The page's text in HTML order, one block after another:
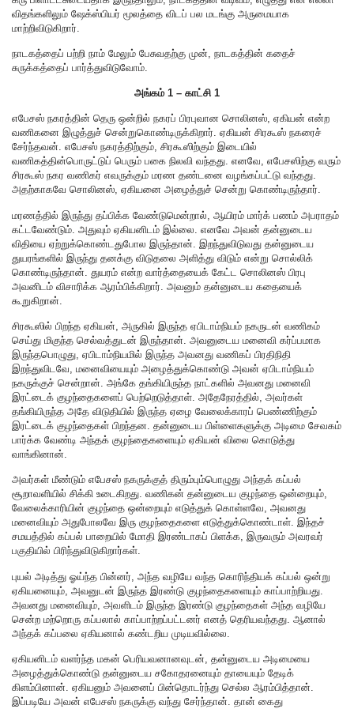
விதங்களிலும் ஷேக்ஸ்பியர் மூலத்தை விடப் பல மடங்கு அருமையாக
மாற்றிவிடுகிறார்.
நாடகத்தைப் பற்றி நாம் மேலும் பேசுவதற்கு முன், நாடகத்தின் கதைச்
சுருக்கத்தைப் பார்த்துவிடுவோம்.
அங்கம் 1 – காட்சி 1
எபேசஸ் நகரத்தின் தெரு ஒன்றில் நகரப் பிரபுவான சொலினஸ், ஏகியன் என்ற
வணிகனை இழுத்துச் சென்றுகொண்டிருக்கிறார். ஏகியன் சிரகூஸ் நகரைச்
சேர்ந்தவன். எபேசஸ் நகரத்திற்கும், சிரகூஸிற்கும் இடையில்
வணிகத்தின்பொருட்டுப் பெரும் பகை நிலவி வந்தது. எனவே, எபேசஸிற்கு வரும்
சிரகூஸ் நகர வணிகர் எவருக்கும் மரண தண்டனை வழங்கப்பட்டு வந்தது.
அதற்காகவே சொலினஸ், ஏகியனை அழைத்துச் சென்று கொண்டிருந்தார்.
மரணத்தில் இருந்து தப்பிக்க வேண்டுமென்றால், ஆயிரம் மார்க் பணம் அபராதம்
கட்டவேண்டும். அதுவும் ஏகியனிடம் இல்லை. எனவே அவன் தன்னுடைய
விதியை ஏற்றுக்கொண்டதுபோல இருந்தான். இறந்துவிடுவது தன்னுடைய
துயரங்களில் இருந்து தனக்கு விடுதலை அளித்து விடும் என்று சொல்லிக்
கொண்டிருந்தான். துயரம் என்ற வார்த்தையைக் கேட்ட சொலினஸ் பிரபு
அவனிடம் விசாரிக்க ஆரம்பிக்கிறார். அவனும் தன்னுடைய கதையைக்
கூறுகிறான்.
சிரகூஸில் பிறந்த ஏகியன், அருகில் இருந்த ஏபிடாம்நியம் நகருடன் வணிகம்
செய்து மிகுந்த செல்வத்துடன் இருந்தான். அவனுடைய மனைவி கர்ப்பமாக
இருந்தபொழுது, ஏபிடாம்நியமில் இருந்த அவனது வணிகப் பிரதிநிதி
இறந்துவிடவே, மனைவியையும் அழைத்துக்கொண்டு அவன் ஏபிடாம்நியம்
நகருக்குச் சென்றான். அங்கே தங்கியிருந்த நாட்களில் அவனது மனைவி
இரட்டைக் குழந்தைகளைப் பெற்றெடுத்தாள். அதேநேரத்தில், அவர்கள்
தங்கியிருந்த அதே விடுதியில் இருந்த ஏழை வேலைக்காரப் பெண்ணிற்கும்
இரட்டைக் குழந்தைகள் பிறந்தன. தன்னுடைய பிள்ளைகளுக்கு அடிமை சேவகம்
பார்க்க வேண்டி அந்தக் குழந்தைகளையும் ஏகியன் விலை கொடுத்து
வாங்கினான்.
அவர்கள் மீண்டும் எபேசஸ் நகருக்குத் திரும்பும்பொழுது அந்தக் கப்பல்
சூறாவளியில் சிக்கி உடைகிறது. வணிகன் தன்னுடைய குழந்தை ஒன்றையும்,
வேலைக்காரியின் குழந்தை ஒன்றையும் எடுத்துக் கொள்ளவே, அவனது
மனைவியும் அதுபோலவே இரு குழந்தைகளை எடுத்துக்கொண்டாள். இந்தச்
சமயத்தில் கப்பல் பாறையில் மோதி இரண்டாகப் பிளக்க, இருவரும் அவரவர்
பகுதியில் பிரிந்துவிடுகிறார்கள்.
புயல் அடித்து ஓய்ந்த பின்னர், அந்த வழியே வந்த கொரிந்தியக் கப்பல் ஒன்று
ஏகியனையும், அவனுடன் இருந்த இரண்டு குழந்தைகளையும் காப்பாற்றியது.
அவனது மனைவியும், அவளிடம் இருந்த இரண்டு குழந்தைகள் அந்த வழியே
சென்ற மற்றொரு கப்பலால் காப்பாற்றப்பட்டனர் எனத் தெரியவந்தது. ஆனால்
அந்தக் கப்பலை ஏகியனால் கண்டறிய முடியவில்லை.
ஏகியனிடம் வளர்ந்த மகன் பெரியவனானவுடன், தன்னுடைய அடிமையை
அழைத்துக்கொண்டு தன்னுடைய சகோதரனையும் தாயையும் தேடிக்
கிளம்பினான். ஏகியனும் அவனைப் பின்தொடர்ந்து செல்ல ஆரம்பித்தான்.
இப்படியே அவன் எபேசஸ் நகருக்கு வந்து சேர்ந்தான். தான் கைது